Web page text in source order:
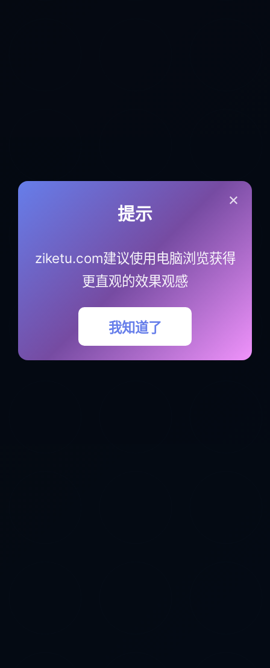
×
提示
ziketu.com建议使用电脑浏览获得
更直观的效果观感
我知道了